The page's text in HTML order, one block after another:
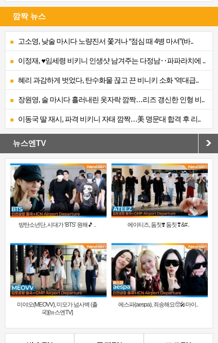
깜짝 뉴스
고소영, 낮술 마시다 노량진서 쫓겨나 “점심 때 4병 마셔”(바..
이정재, ♥임세령 비키니 인생샷 남겨주는 다정남‥파파라치에 ..
혜리 과감하게 벗었다, 탄수화물 끊고 끈 비니키 소화 ‘역대급..
장원영, 술 마시다 흘러내린 옷자락 깜짝…리즈 갱신한 인형 비..
이동국 딸 재시, 파격 비키니 자태 깜짝…美 명문대 합격 후 리..
뉴스엔TV
방탄소년단, 시대가 ‘BTS’ 원해🎵 .. 에이티즈, 둠칫❣️ 둠칫❣&#..
미야오(MEOVV), 미모가 넘사벽 (출
국)[뉴스엔TV]
에스파(aespa), 죄송해요🥺🎤마이..